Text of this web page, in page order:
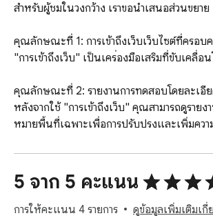
สำหรับผู้ชมในวงกว้าง เราขอนำเสนอส่วนขยาย
คุณลักษณะที่ 1: การเข้าถึงเว็บเว็บไซต์ที่ครอบ
"การเข้าถึงเว็บ" เป็นเครื่องมือเสริมที่ขับเคลื่
คุณลักษณะที่ 2: รายงานการทดสอบโดยละเอี
หลังจากใช้ "การเข้าถึงเว็บ" คุณสามารถดูรา
หมายพื้นที่เฉพาะเพื่อการปรับปรุงและเพิ่มคว
ทำไมคุณควรติดตั้ง "การเข้าถึงเว็บ"?
1. ขยายกลุ่มผู้ชมของคุณ:
เว็บไซต์ที่สามารถเข้าถึงได้ช่วยให้ผู้คนจำนวน
2. การปฏิบัติตามกฎระเบียบ:
5 จาก 5 คะแนน
การให้คะแนน 4 รายการ ดูข้อมูลเพิ่มเติมเกี่